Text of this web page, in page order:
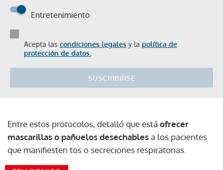
Entretenimiento
Acepta las condiciones legales y la política de
protección de datos.
SUSCRIBIRSE
Entre estos protocolos, detalló que está ofrecer
mascarillas o pañuelos desechablesa los pacientes
que manifiesten tos o secreciones respiratorias.